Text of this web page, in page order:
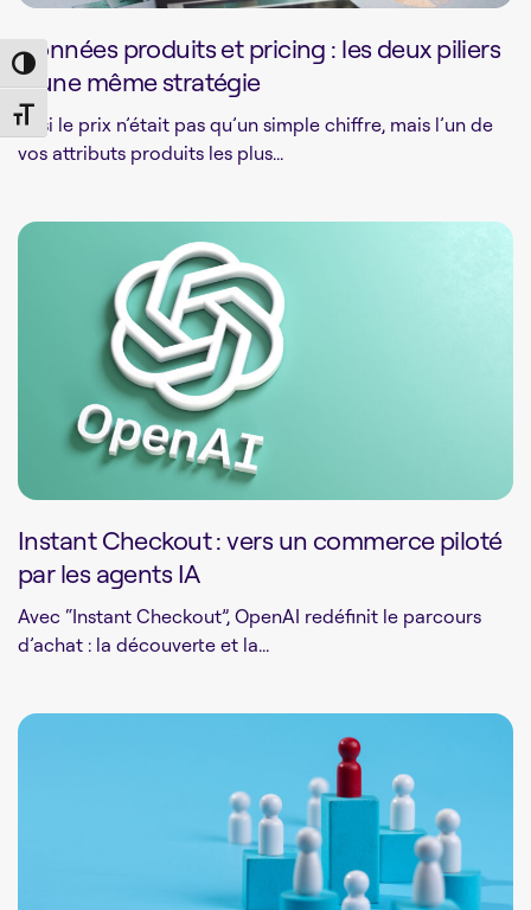
Toggle High Contrast
Toggle Font size
Données produits et pricing : les deux piliers
d’une même stratégie
Et si le prix n’était pas qu’un simple chiffre, mais l’un de
vos attributs produits les plus...
Instant Checkout : vers un commerce piloté
par les agents IA
Avec “Instant Checkout”, OpenAI redéfinit le parcours
d’achat : la découverte et la...